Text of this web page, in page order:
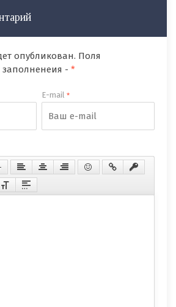
опубликован. Поля
заполненеия - *
E-mail*